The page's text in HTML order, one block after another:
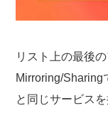
リスト上の最後
Mirroring/Sharing
と同じサービス